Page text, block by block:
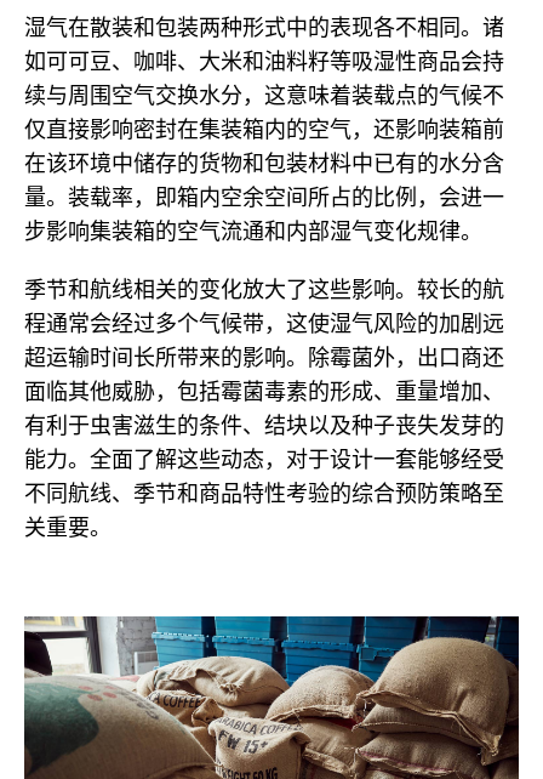
湿气在散装和包装两种形式中的表现各不相同。诸
如可可豆、咖啡、大米和油料籽等吸湿性商品会持
续与周围空气交换水分，这意味着装载点的气候不
仅直接影响密封在集装箱内的空气，还影响装箱前
在该环境中储存的货物和包装材料中已有的水分含
量。装载率，即箱内空余空间所占的比例，会进一
步影响集装箱的空气流通和内部湿气变化规律。
季节和航线相关的变化放大了这些影响。较长的航
程通常会经过多个气候带，这使湿气风险的加剧远
超运输时间长所带来的影响。除霉菌外，出口商还
面临其他威胁，包括霉菌毒素的形成、重量增加、
有利于虫害滋生的条件、结块以及种子丧失发芽的
能力。全面了解这些动态，对于设计一套能够经受
不同航线、季节和商品特性考验的综合预防策略至
关重要。